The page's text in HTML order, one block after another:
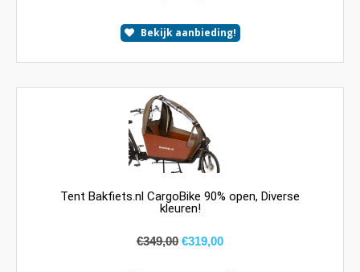
Bekijk aanbieding!
Tent Bakfiets.nl CargoBike 90% open, Diverse
kleuren!
€349,00 €319,00